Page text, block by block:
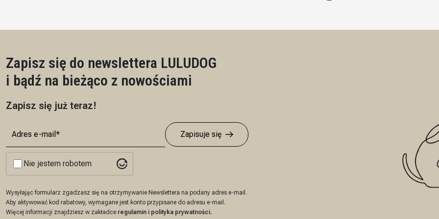
Zapisz się do newslettera LULUDOG
i bądź na bieżąco z nowościami
Zapisz się już teraz!
Zapisuje się
Nie jestem robotem
Wysyłając formularz zgadzasz się na otrzymywanie Newslettera na podany adres e-mail.
Aby aktywować kod rabatowy, wymagane jest konto przypisane do adresu e-mail.
Więcej informacji znajdziesz w zakładce regulamin i polityka prywatności.